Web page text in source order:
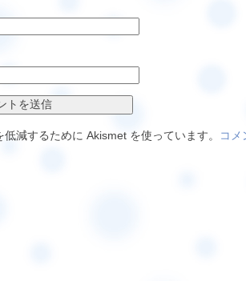
減するために Akismet を使っています。
コメ